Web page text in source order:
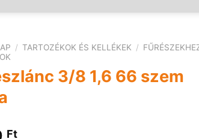
/ TARTOZÉKOK ÉS KELLÉKEK /
3/8 1,6 66 szem
Ft